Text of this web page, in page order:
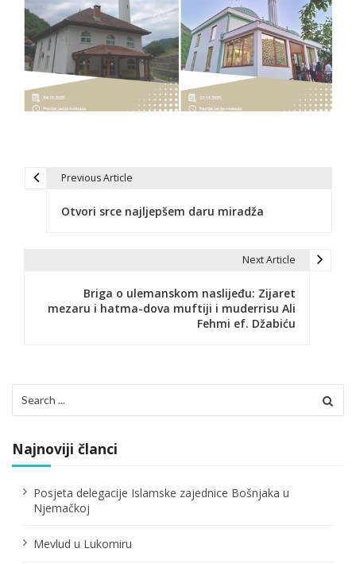
i
j
a
a
Previous Article
Otvori srce najljepšem daru miradža
Next Article
Briga o ulemanskom naslijeđu: Zijaret
mezaru i hatma-dova muftiji i muderrisu Ali
Fehmi ef. Džabiću
for:
Najnoviji članci
Posjeta delegacije Islamske zajednice Bošnjaka u
Njemačkoj
Mevlud u Lukomiru